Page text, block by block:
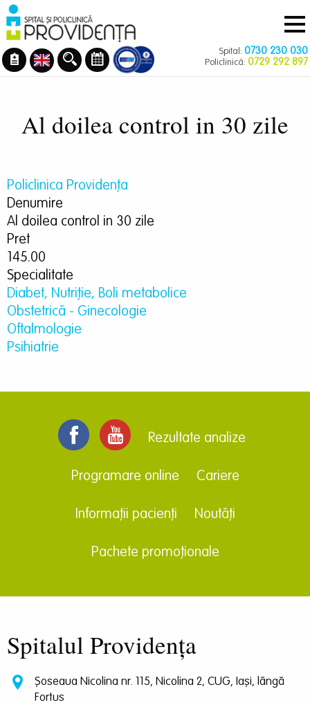
Mergi
la
conţinutul
principal
Navigare
principală
Spital: 0730 230 030
Policlinică: 0729 292 897
Al doilea control in 30 zile
Policlinica Providenţa
Denumire
Al doilea control in 30 zile
Pret
145.00
Specialitate
Diabet, Nutriție, Boli metabolice
Obstetrică - Ginecologie
Oftalmologie
Psihiatrie
Rezultate analize
Programare online Cariere
Informații pacienți Noutăți
Pachete promoționale
Spitalul Providența
Șoseaua Nicolina nr. 115, Nicolina 2, CUG, Iași, lângă
Fortus